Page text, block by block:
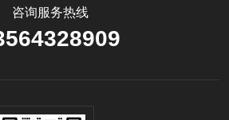
咨询服务热线